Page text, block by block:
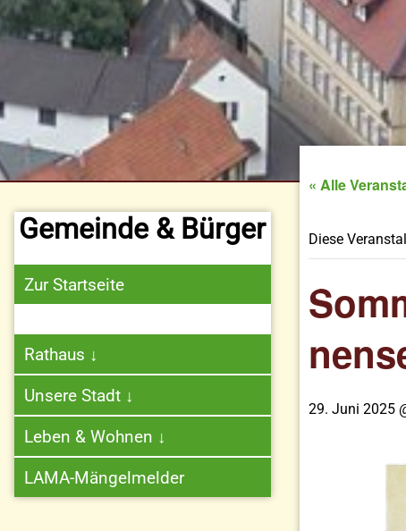
Gemeinde & Bürger
Zur Startseite
Rathaus ↓
Unsere Stadt ↓
Leben & Wohnen ↓
LAMA-Mängelmelder
« Alle
Diese
29. Juni 2025